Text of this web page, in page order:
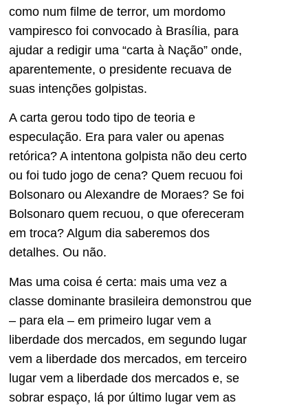
como num filme de terror, um mordomo
vampiresco foi convocado à Brasília, para
ajudar a redigir uma “carta à Nação” onde,
aparentemente, o presidente recuava de
suas intenções golpistas.
A carta gerou todo tipo de teoria e
especulação. Era para valer ou apenas
retórica? A intentona golpista não deu certo
ou foi tudo jogo de cena? Quem recuou foi
Bolsonaro ou Alexandre de Moraes? Se foi
Bolsonaro quem recuou, o que ofereceram
em troca? Algum dia saberemos dos
detalhes. Ou não.
Mas uma coisa é certa: mais uma vez a
classe dominante brasileira demonstrou que
– para ela – em primeiro lugar vem a
liberdade dos mercados, em segundo lugar
vem a liberdade dos mercados, em terceiro
lugar vem a liberdade dos mercados e, se
sobrar espaço, lá por último lugar vem as